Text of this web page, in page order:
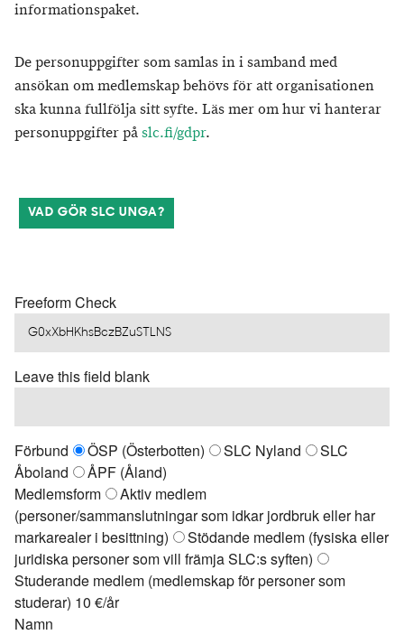
informationspaket.
De personuppgifter som samlas in i samband med
ansökan om medlemskap behövs för att organisationen
ska kunna fullfölja sitt syfte. Läs mer om hur vi hanterar
personuppgifter påslc.fi/gdpr.
VAD GÖR SLC UNGA?
Freeform Check
Leave this field blank
Förbund ÖSP (Österbotten) SLC Nyland
SLC
Åboland
ÅPF (Åland)
Medlemsform
Aktiv medlem
(personer/sammanslutningar som idkar jordbruk eller har
markarealer i besittning)
Stödande medlem (fysiska eller
juridiska personer som vill främja SLC:s syften)
Studerande medlem (medlemskap för personer som
studerar) 10 €/år
Namn